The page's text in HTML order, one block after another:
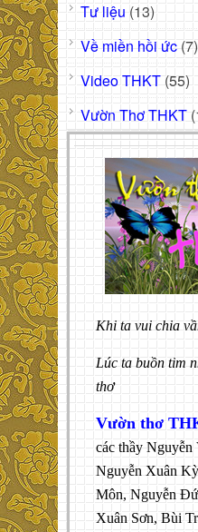
Tư liệu (13)
Về miền hồi ức (7)
Video THKT (55)
Vườn Thơ THKT
Khi ta vui chia
Lúc ta buồn tim
thơ
Vườn thơ
các thầy Nguyễn
Nguyễn Xuân
Môn, Nguyễn
Xuân Sơn, Bùi